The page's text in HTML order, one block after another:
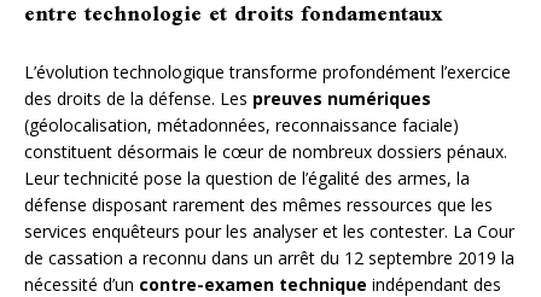
entre technologie et droits fondamentaux
L’évolution technologique transforme profondément l’exercice
des droits de la défense. Les preuves numériques
(géolocalisation, métadonnées, reconnaissance faciale)
constituent désormais le cœur de nombreux dossiers pénaux.
Leur technicité pose la question de l’égalité des armes, la
défense disposant rarement des mêmes ressources que les
services enquêteurs pour les analyser et les contester. La Cour
de cassation a reconnu dans un arrêt du 12 septembre 2019 la
nécessité d’un contre-examen technique indépendant des